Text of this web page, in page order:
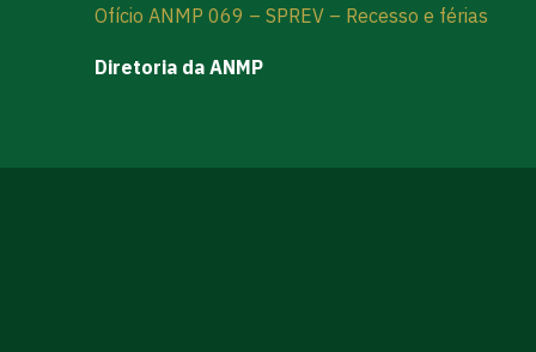
Ofício ANMP 069 – SPREV – Recesso e férias
Diretoria da ANMP